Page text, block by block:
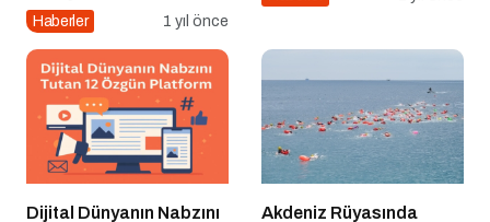
Haberler 1 yıl önce
Dijital Dünyanın Nabzını Akdeniz Rüyasında